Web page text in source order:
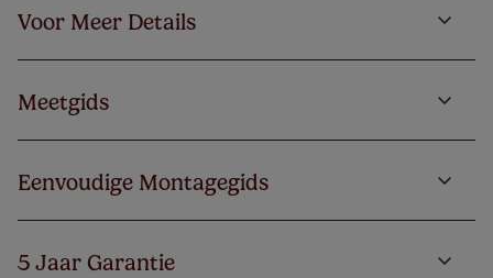
Voor Meer Details
Meetgids
Eenvoudige Montagegids
5 Jaar Garantie